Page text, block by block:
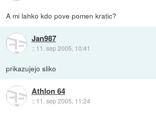
A mi lahko kdo pove pomen kratic?
Jan987
:: 11. sep 2005, 10:41
prikazujejo sliko
Athlon 64
:: 11. sep 2005, 11:24